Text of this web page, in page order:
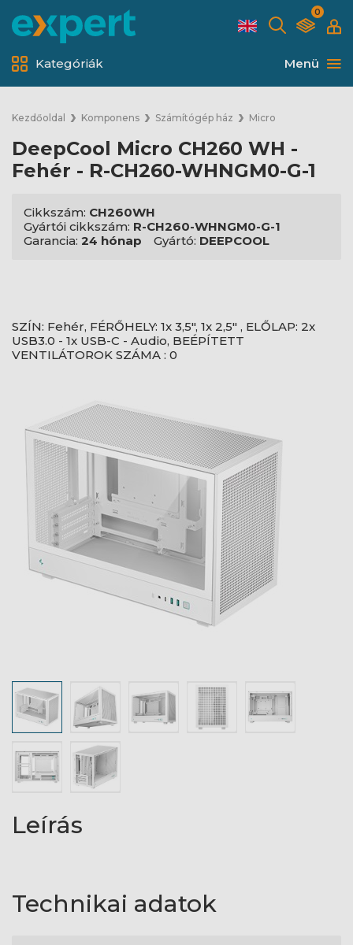
0
Menü
Kategóriák
Kezdőoldal Komponens Számítógép ház Micro
DeepCool Micro CH260 WH -
Fehér - R-CH260-WHNGM0-G-1
Cikkszám: CH260WH
Gyártói cikkszám: R-CH260-WHNGM0-G-1
Garancia: 24 hónap Gyártó: DEEPCOOL
SZÍN: Fehér, FÉRŐHELY: 1x 3,5", 1x 2,5" , ELŐLAP: 2x
USB3.0 - 1x USB-C - Audio, BEÉPÍTETT
VENTILÁTOROK SZÁMA : 0
Leírás
Technikai adatok